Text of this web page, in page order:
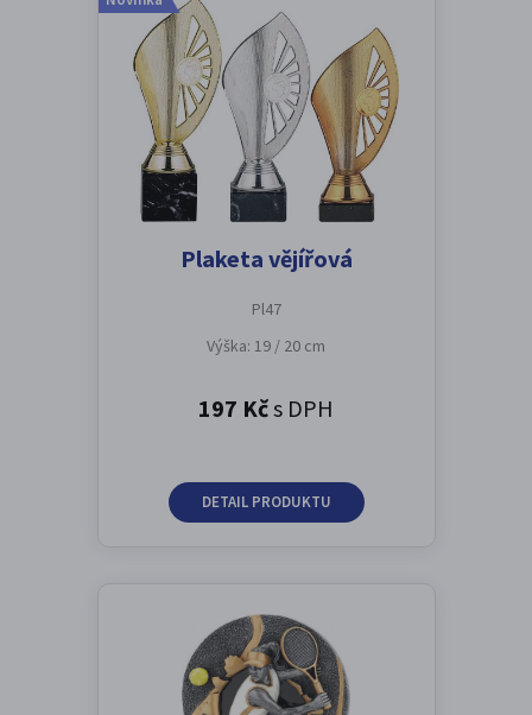
Plaketa vějířová
Pl47
Výška: 19 / 20 cm
197 Kčs DPH
DETAIL PRODUKTU